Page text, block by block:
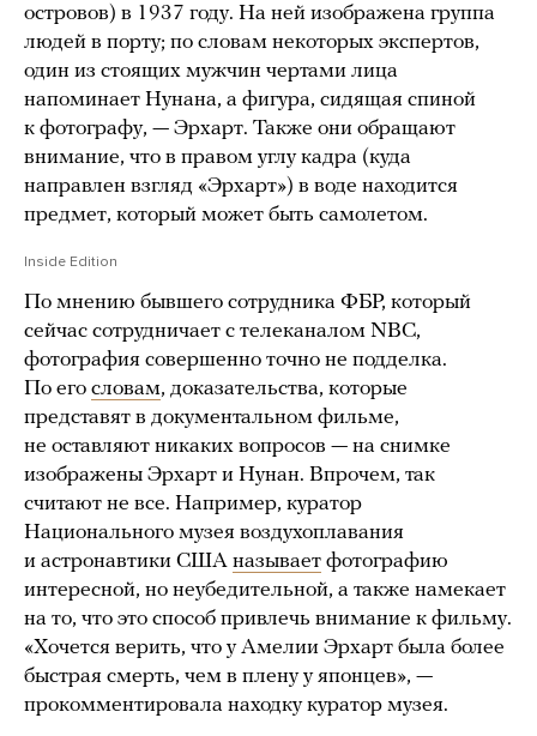
островов) в 1937 году. На ней изображена группа
людей в порту; по словам некоторых экспертов,
один из стоящих мужчин чертами лица
напоминает Нунана, а фигура, сидящая спиной
к фотографу, — Эрхарт. Также они обращают
внимание, что в правом углу кадра (куда
направлен взгляд «Эрхарт») в воде находится
предмет, который может быть самолетом.
Inside Edition
По мнению бывшего сотрудника ФБР, который
сейчас сотрудничает с телеканалом NBC,
фотография совершенно точно не подделка.
По его словам, доказательства, которые
представят в документальном фильме,
не оставляют никаких вопросов — на снимке
изображены Эрхарт и Нунан. Впрочем, так
считают не все. Например, куратор
Национального музея воздухоплавания
и астронавтики США называет фотографию
интересной, но неубедительной, а также намекает
на то, что это способ привлечь внимание к фильму.
«Хочется верить, что у Амелии Эрхарт была более
быстрая смерть, чем в плену у японцев», —
прокомментировала находку куратор музея.